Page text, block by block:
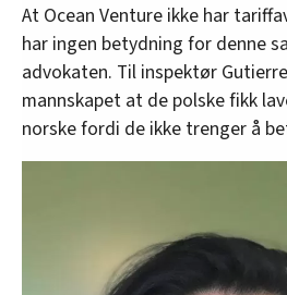
At Ocean Venture ikke har
har ingen betydning for denne
advokaten. Til inspektør
mannskapet at de polske fikk
norske fordi de ikke trenger å